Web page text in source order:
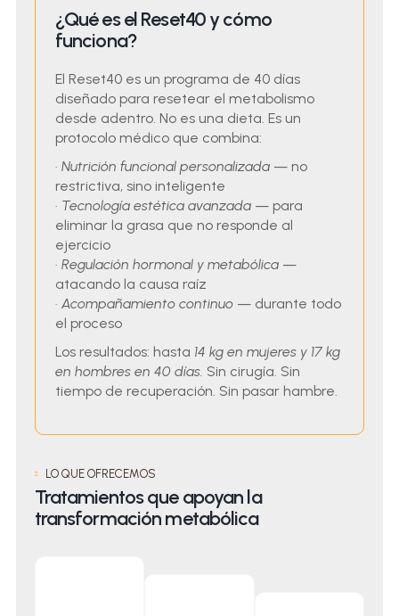
¿Qué es el Reset40 y cómo
funciona?
El Reset40 es un programa de 40 días
diseñado para resetear el metabolismo
desde adentro. No es una dieta. Es un
protocolo médico que combina:
· Nutrición funcional personalizada— no
restrictiva, sino inteligente
· Tecnología estética avanzada— para
eliminar la grasa que no responde al
ejercicio
· Regulación hormonal y metabólica—
atacando la causa raíz
· Acompañamiento continuo— durante todo
el proceso
Los resultados: hasta 14 kg en mujeres y 17 kg
en hombres en 40 días. Sin cirugía. Sin
tiempo de recuperación. Sin pasar hambre.
LO QUE OFRECEMOS
Tratamientos que apoyan la
transformación metabólica